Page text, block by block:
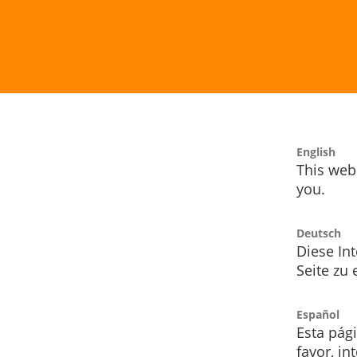
English
This
you.
Deutsch
Diese
Seite zu
Español
Esta
favor,